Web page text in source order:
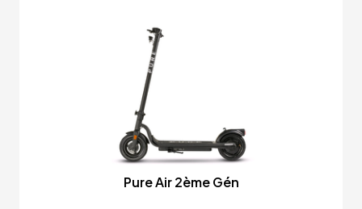
Pure Air 2ème Gén